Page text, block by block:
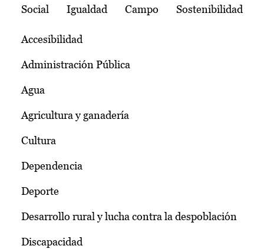
Social Igualdad Campo Sostenibilidad
Accesibilidad
Administración Pública
Agua
Agricultura y ganadería
Cultura
Dependencia
Deporte
Desarrollo rural y lucha contra la despoblación
Discapacidad